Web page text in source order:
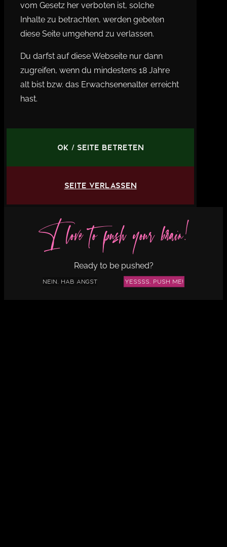
vom Gesetz her verboten ist, solche
Inhalte zu betrachten, werden gebeten
diese Seite umgehend zu verlassen.
Du darfst auf diese Webseite nur dann
zugreifen, wenn du mindestens 18 Jahre
alt bist bzw. das Erwachsenenalter erreicht
hast.
OK / Seite betreten
Seite verlassen
I love to push your brain!
Ready to be pushed?
Nein, hab Angst Yessss, push me!